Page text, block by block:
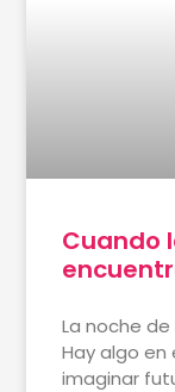
Cuando
La noche
Hay algo en
imaginar